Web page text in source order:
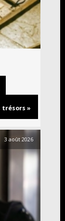
trésors »
3 août 2026